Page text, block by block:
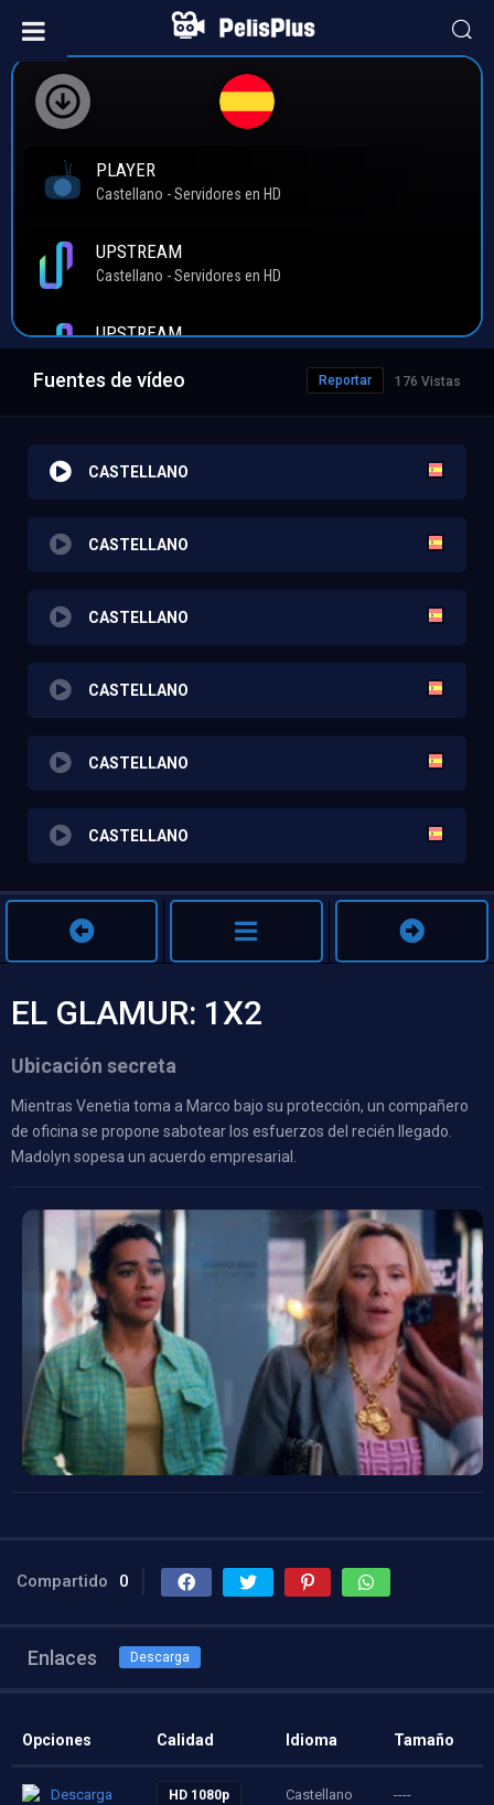
Fuentes de vídeo 176 Vistas
Reportar
CASTELLANO
CASTELLANO
CASTELLANO
CASTELLANO
CASTELLANO
CASTELLANO
EL GLAMUR: 1X2
Ubicación secreta
Mientras Venetia toma a Marco bajo su protección, un compañero
de oficina se propone sabotear los esfuerzos del recién llegado.
Madolyn sopesa un acuerdo empresarial.
Compartido 0
Enlaces Descarga
Opciones Calidad Idioma Tamaño
Descarga HD 1080p Castellano ----